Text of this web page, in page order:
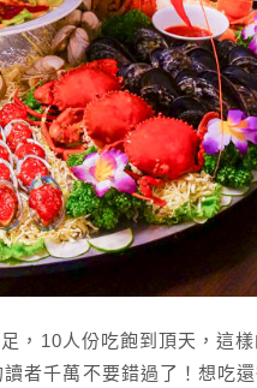
，10人份吃飽到頂天，這
讀者千萬不要錯過了！想吃